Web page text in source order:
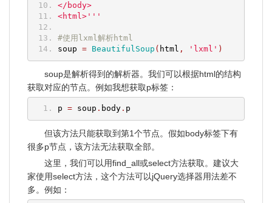
</body>
<html>'''
#使用lxml解析html
soup = BeautifulSoup ( html , 'lxml' )
soup是解析得到的解析器。我们可以根据html的结构
获取对应的节点。例如我想获取p标签：
p = soup . body. p
但该方法只能获取到第1个节点。假如body标签下有
很多p节点，该方法无法获取全部。
这里，我们可以用find_all或select方法获取。建议大
家使用select方法，这个方法可以jQuery选择器用法差不
多。例如：